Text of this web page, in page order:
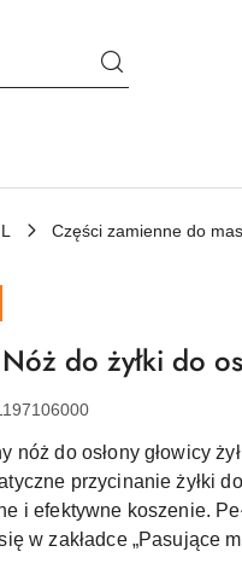
Części zamienne do
do żyłki do
nóż do osłony głowicy
przycinanie żyłki
i efektywne koszenie.
w zakładce „Pasujące